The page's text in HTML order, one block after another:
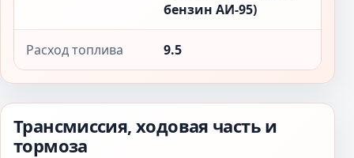
бензин АИ-95)
Расход топлива 9.5
Трансмиссия, ходовая часть и
тормоза